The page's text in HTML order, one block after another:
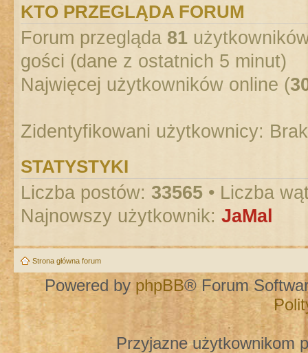
KTO PRZEGLĄDA FORUM
Forum przegląda 81
gości (dane z ostatnich 5 minut)
Najwięcej użytkowników online (
Zidentyfikowani użytkownicy:
STATYSTYKI
Liczba postów: 33565 • Liczba
Najnowszy użytkownik: JaMal
Strona główna forum
Powered by phpBB® Forum
Przyjazne użytkownikom